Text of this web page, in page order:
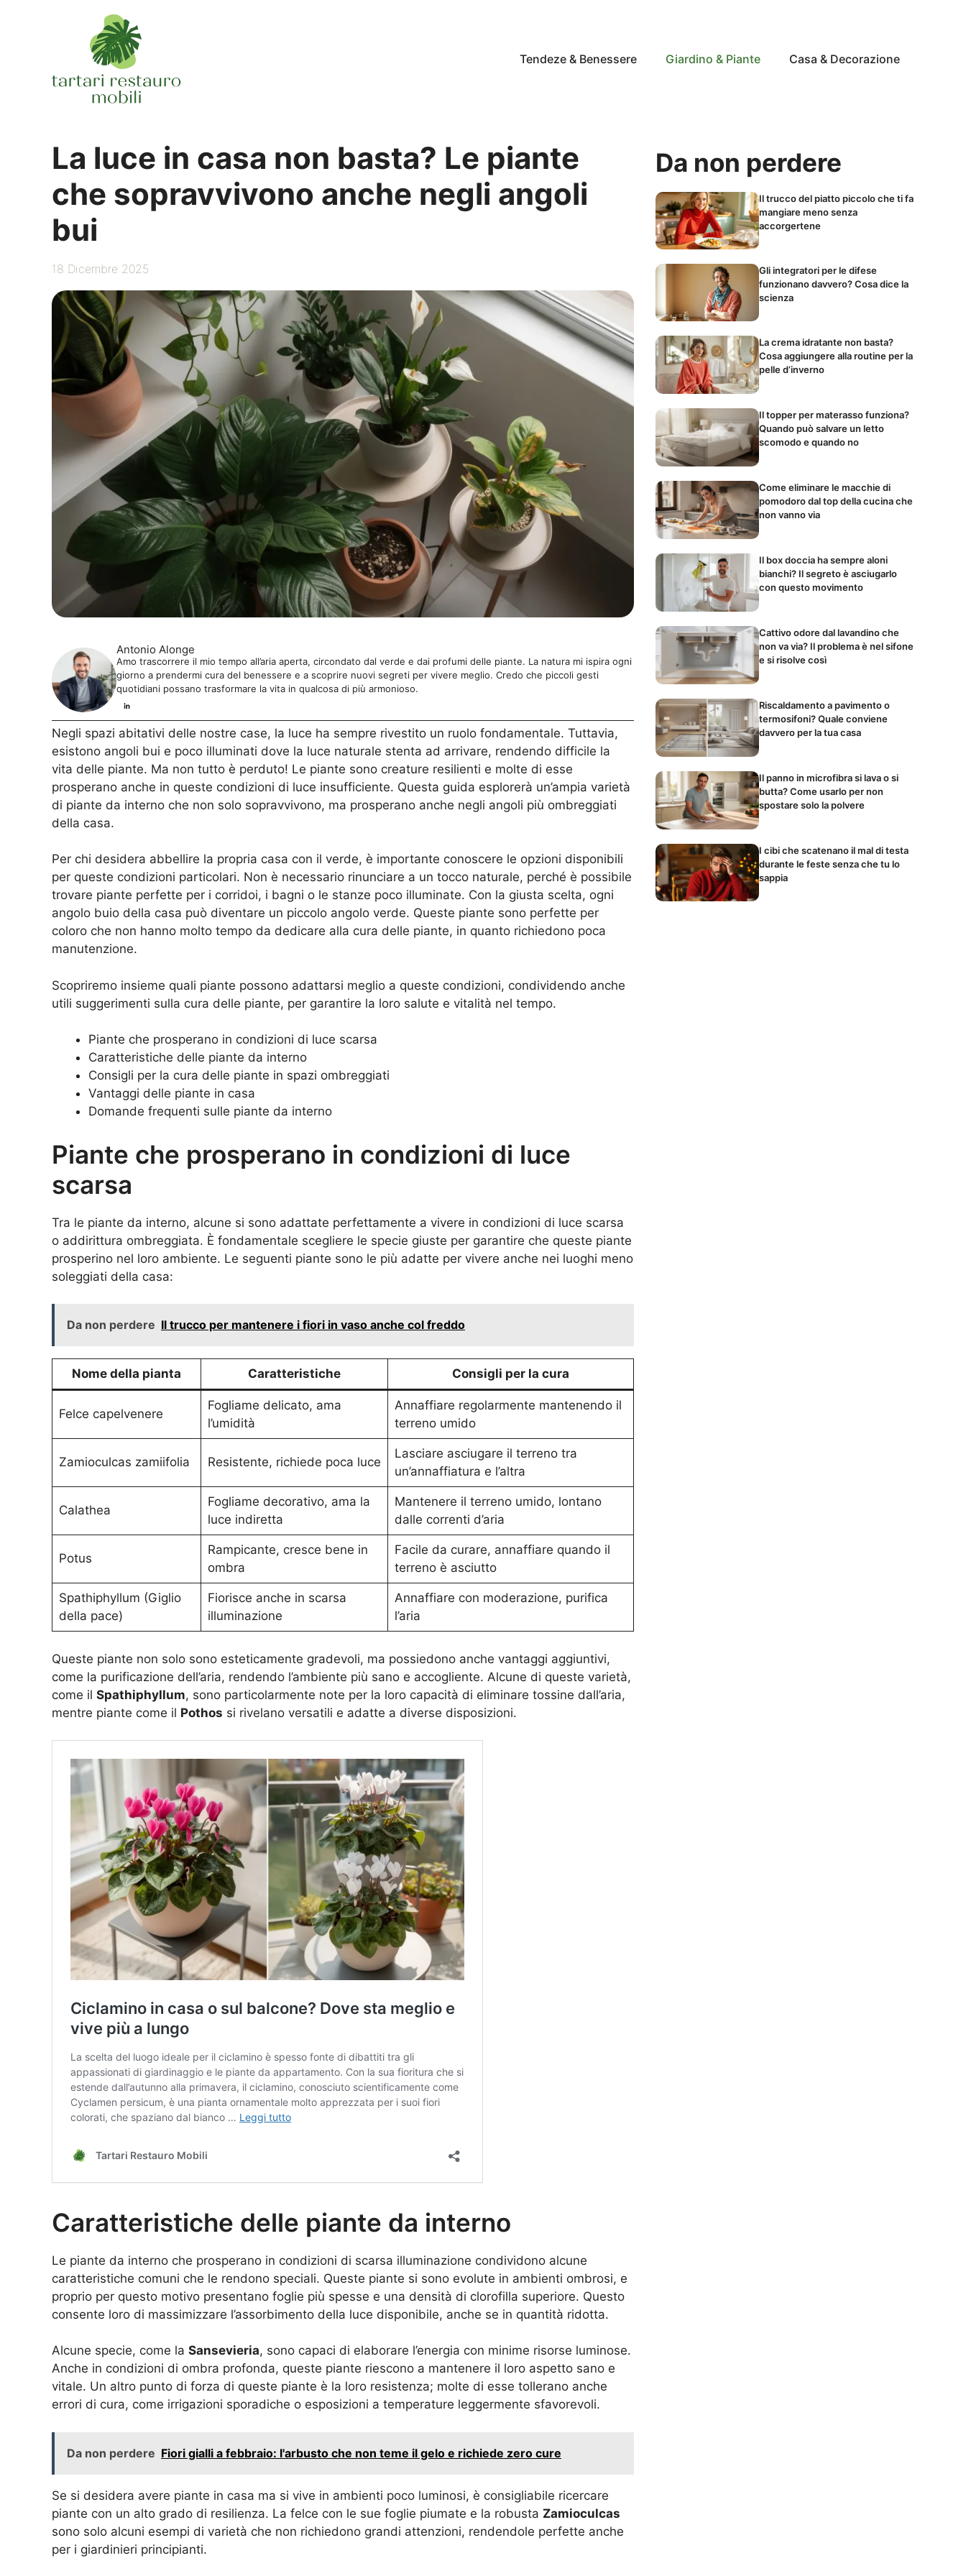
Tendeze & Benessere
Giardino & Piante Casa & Decorazione
La luce in casa non basta? Le piante
che sopravvivono anche negli angoli
bui
18 Dicembre 2025
Antonio Alonge
Amo trascorrere il mio tempo all’aria aperta, circondato dal verde e dai profumi delle piante. La natura mi ispira ogni
giorno a prendermi cura del benessere e a scoprire nuovi segreti per vivere meglio. Credo che piccoli gesti
quotidiani possano trasformare la vita in qualcosa di più armonioso.
Negli spazi abitativi delle nostre case, la luce ha sempre rivestito un ruolo fondamentale. Tuttavia,
esistono angoli bui e poco illuminati dove la luce naturale stenta ad arrivare, rendendo difficile la
vita delle piante. Ma non tutto è perduto! Le piante sono creature resilienti e molte di esse
prosperano anche in queste condizioni di luce insufficiente. Questa guida esplorerà un’ampia varietà
di piante da interno che non solo sopravvivono, ma prosperano anche negli angoli più ombreggiati
della casa.
Per chi desidera abbellire la propria casa con il verde, è importante conoscere le opzioni disponibili
per queste condizioni particolari. Non è necessario rinunciare a un tocco naturale, perché è possibile
trovare piante perfette per i corridoi, i bagni o le stanze poco illuminate. Con la giusta scelta, ogni
angolo buio della casa può diventare un piccolo angolo verde. Queste piante sono perfette per
coloro che non hanno molto tempo da dedicare alla cura delle piante, in quanto richiedono poca
manutenzione.
Scopriremo insieme quali piante possono adattarsi meglio a queste condizioni, condividendo anche
utili suggerimenti sulla cura delle piante, per garantire la loro salute e vitalità nel tempo.
Piante che prosperano in condizioni di luce scarsa
Caratteristiche delle piante da interno
Consigli per la cura delle piante in spazi ombreggiati
Vantaggi delle piante in casa
Domande frequenti sulle piante da interno
Piante che prosperano in condizioni di luce
scarsa
Tra le piante da interno, alcune si sono adattate perfettamente a vivere in condizioni di luce scarsa
o addirittura ombreggiata. È fondamentale scegliere le specie giuste per garantire che queste piante
prosperino nel loro ambiente. Le seguenti piante sono le più adatte per vivere anche nei luoghi meno
soleggiati della casa:
Da non perdere Il trucco per mantenere i fiori in vaso anche col freddo
Nome della pianta Caratteristiche Consigli per la cura
Felce capelvenere
Fogliame delicato, ama
l’umidità
Annaffiare regolarmente mantenendo il
terreno umido
Zamioculcas zamiifolia Resistente, richiede poca luce
Lasciare asciugare il terreno tra
un’annaffiatura e l’altra
Calathea
Fogliame decorativo, ama la
luce indiretta
Mantenere il terreno umido, lontano
dalle correnti d’aria
Potus
Rampicante, cresce bene in
ombra
Facile da curare, annaffiare quando il
terreno è asciutto
Spathiphyllum (Giglio
della pace)
Fiorisce anche in scarsa
illuminazione
Annaffiare con moderazione, purifica
l’aria
Queste piante non solo sono esteticamente gradevoli, ma possiedono anche vantaggi aggiuntivi,
come la purificazione dell’aria, rendendo l’ambiente più sano e accogliente. Alcune di queste varietà,
come il Spathiphyllum, sono particolarmente note per la loro capacità di eliminare tossine dall’aria,
mentre piante come il Pothos si rivelano versatili e adatte a diverse disposizioni.
Caratteristiche delle piante da interno
Le piante da interno che prosperano in condizioni di scarsa illuminazione condividono alcune
caratteristiche comuni che le rendono speciali. Queste piante si sono evolute in ambienti ombrosi, e
proprio per questo motivo presentano foglie più spesse e una densità di clorofilla superiore. Questo
consente loro di massimizzare l’assorbimento della luce disponibile, anche se in quantità ridotta.
Alcune specie, come la Sansevieria, sono capaci di elaborare l’energia con minime risorse luminose.
Anche in condizioni di ombra profonda, queste piante riescono a mantenere il loro aspetto sano e
vitale. Un altro punto di forza di queste piante è la loro resistenza; molte di esse tollerano anche
errori di cura, come irrigazioni sporadiche o esposizioni a temperature leggermente sfavorevoli.
Da non perdere Fiori gialli a febbraio: l'arbusto che non teme il gelo e richiede zero cure
Se si desidera avere piante in casa ma si vive in ambienti poco luminosi, è consigliabile ricercare
piante con un alto grado di resilienza. La felce con le sue foglie piumate e la robusta Zamioculcas
sono solo alcuni esempi di varietà che non richiedono grandi attenzioni, rendendole perfette anche
per i giardinieri principianti.
Da non perdere
Il trucco del piatto piccolo che ti fa
mangiare meno senza
accorgertene
Gli integratori per le difese
funzionano davvero? Cosa dice la
scienza
La crema idratante non basta?
Cosa aggiungere alla routine per la
pelle d’inverno
Il topper per materasso funziona?
Quando può salvare un letto
scomodo e quando no
Come eliminare le macchie di
pomodoro dal top della cucina che
non vanno via
Il box doccia ha sempre aloni
bianchi? Il segreto è asciugarlo
con questo movimento
Cattivo odore dal lavandino che
non va via? Il problema è nel sifone
e si risolve così
Riscaldamento a pavimento o
termosifoni? Quale conviene
davvero per la tua casa
Il panno in microfibra si lava o si
butta? Come usarlo per non
spostare solo la polvere
I cibi che scatenano il mal di testa
durante le feste senza che tu lo
sappia